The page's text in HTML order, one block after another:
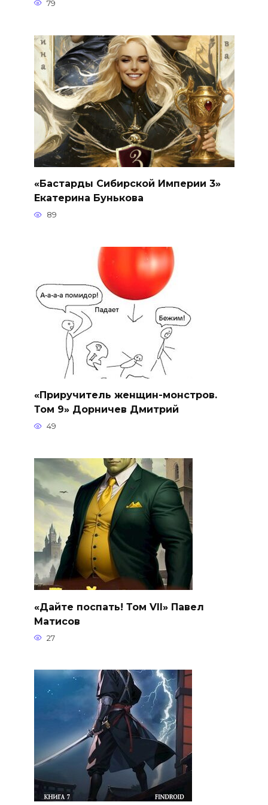
79
«Бастарды Сибирской Империи 3»
Екатерина Бунькова
89
«Приручитель женщин-монстров.
Том 9» Дорничев Дмитрий
49
«Дайте поспать! Том VII» Павел
Матисов
27